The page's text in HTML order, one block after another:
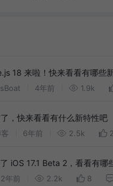
18 来啦！快来看看有哪些
4年前 1.9k
，快来看看有什么新特性吧
6年前 2.5k 2
iOS 17.1 Beta 2，看看有哪
2年前 2.2k 8